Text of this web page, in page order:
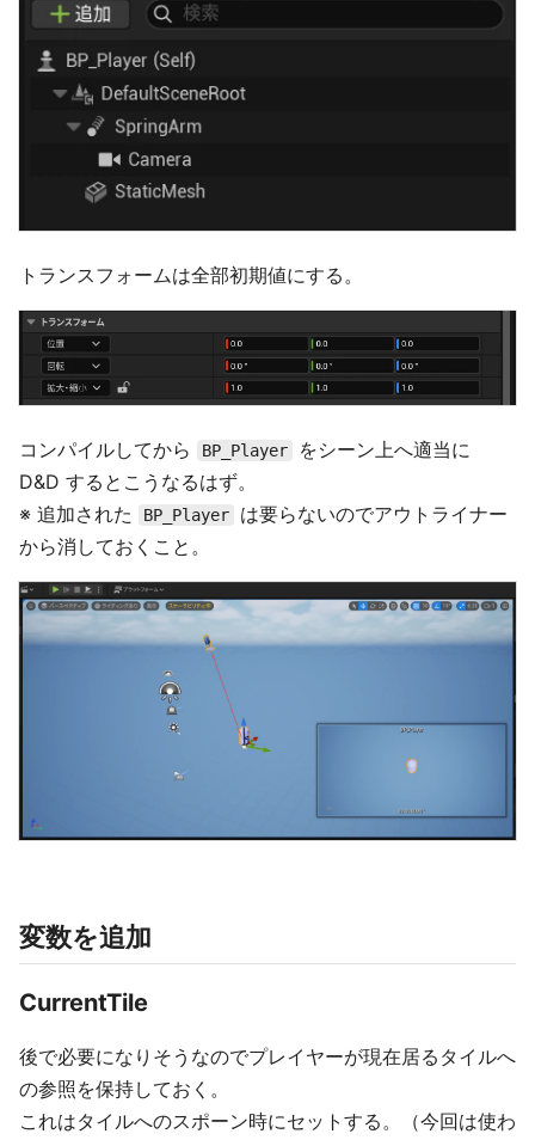
トランスフォームは全部初期値にする。
コンパイルしてから BP_Player
をシーン上へ適当に
D&D するとこうなるはず。
※ 追加された
BP_Player
は要らないのでアウトライナー
から消しておくこと。
変数を追加
CurrentTile
後で必要になりそうなのでプレイヤーが現在居るタイルへ
の参照を保持しておく。
これはタイルへのスポーン時にセットする。（今回は使わ